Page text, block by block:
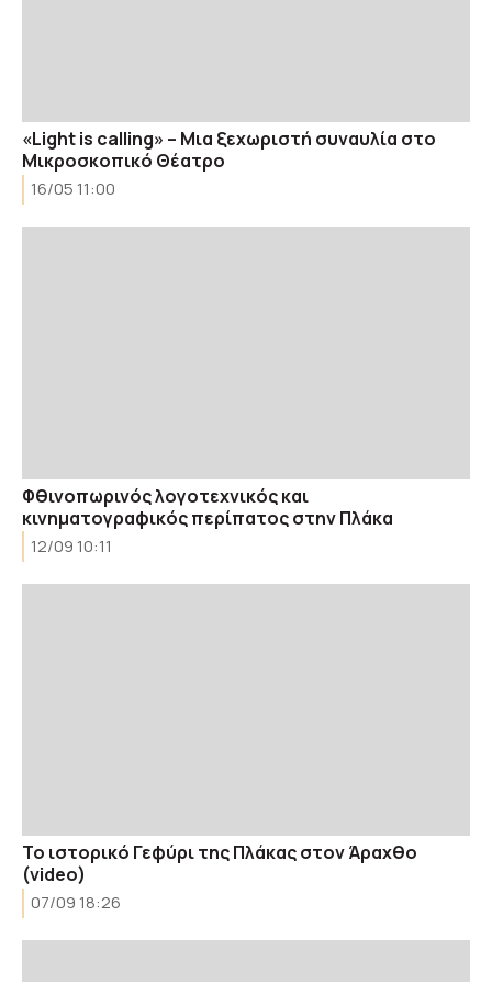
«Light is calling» – Μια ξεχωριστή συναυλία στο
Μικροσκοπικό Θέατρο
16/05 11:00
Φθινοπωρινός λογοτεχνικός και
κινηματογραφικός περίπατος στην Πλάκα
12/09 10:11
Το ιστορικό Γεφύρι της Πλάκας στον Άραχθο
(video)
07/09 18:26